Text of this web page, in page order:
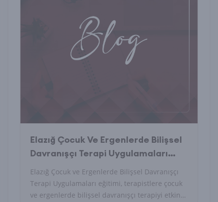
Elazığ Çocuk Ve Ergenlerde Bilişsel
Davranışçı Terapi Uygulamaları
Nedir?
Elazığ Çocuk ve Ergenlerde Bilişsel Davranışçı
Terapi Uygulamaları eğitimi, terapistlere çocuk
ve ergenlerde bilişsel davranışçı terapiyi etkin